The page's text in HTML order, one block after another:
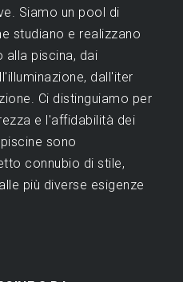
Siamo un pool di
studiano e realizzano
alla piscina, dai
dall'iter
Ci distinguiamo per
e l'affidabilità dei
sono
connubio di stile,
più diverse esigenze